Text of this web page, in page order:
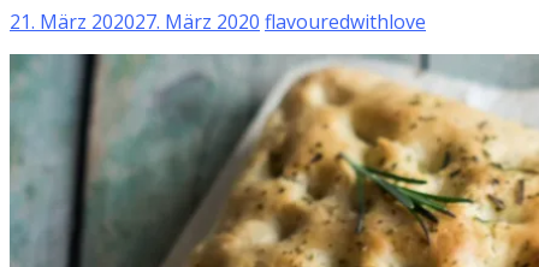
21. März 202027. März 2020 flavouredwithlove